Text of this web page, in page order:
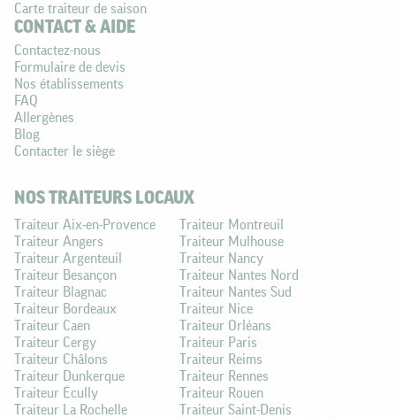
Carte traiteur de saison
CONTACT & AIDE
Contactez-nous
Formulaire de devis
Nos établissements
FAQ
Allergènes
Blog
Contacter le siège
NOS TRAITEURS LOCAUX
Traiteur Aix-en-Provence
Traiteur Angers
Traiteur Argenteuil
Traiteur Besançon
Traiteur Blagnac
Traiteur Bordeaux
Traiteur Caen
Traiteur Cergy
Traiteur Châlons
Traiteur Dunkerque
Traiteur Écully
Traiteur La Rochelle
Traiteur Montreuil
Traiteur Mulhouse
Traiteur Nancy
Traiteur Nantes Nord
Traiteur Nantes Sud
Traiteur Nice
Traiteur Orléans
Traiteur Paris
Traiteur Reims
Traiteur Rennes
Traiteur Rouen
Traiteur Saint-Denis